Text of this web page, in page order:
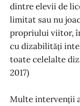
dintre elevii de
limitat sau nu
propriului viitor,
cu dizabilități
toate celelalte
2017)
Multe intervenții